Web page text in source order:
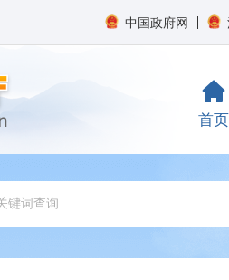
中国政府网
首页